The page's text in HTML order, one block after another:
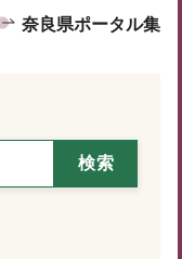
奈良県ポータル集